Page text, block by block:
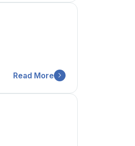
Read More